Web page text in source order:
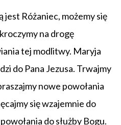
Różaniec, możemy się
na drogę
tej modlitwy. Maryja
do Pana Jezusa. Trwajmy
nowe powołania
się wzajemnie do
do służby Bogu.